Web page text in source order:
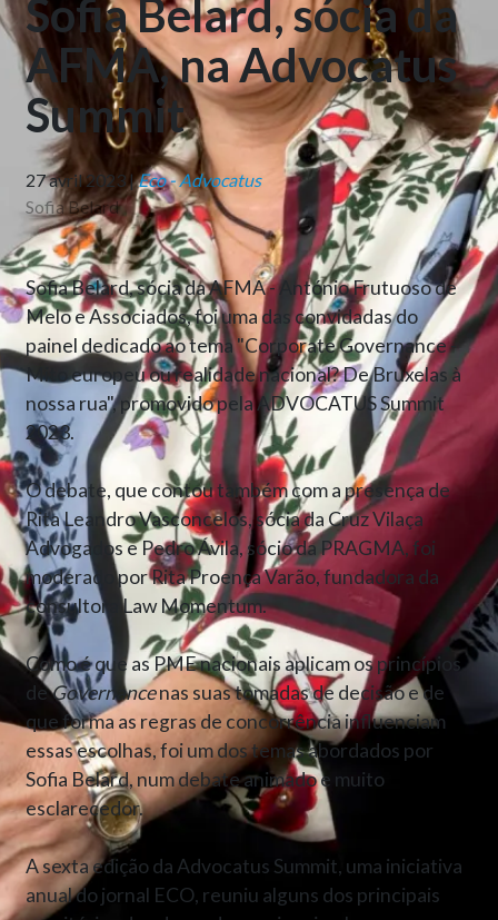
Sofia Belard, sócia da
AFMA, na Advocatus
Summit
27 avril 2023 |Eco - Advocatus
Sofia Belard
Sofia Belard, sócia da AFMA - António Frutuoso de
Melo e Associados, foi uma das convidadas do
painel dedicado ao tema "Corporate Governance -
Mito europeu ou realidade nacional? De Bruxelas à
nossa rua", promovido pela ADVOCATUS Summit
2023.
O debate, que contou também com a presença de
Rita Leandro Vasconcelos, sócia da Cruz Vilaça
Advogados e Pedro Ávila, sócio da PRAGMA, foi
moderado por Rita Proença Varão, fundadora da
consultora Law Momentum.
Como é que as PME nacionais aplicam os princípios
deGovernancenas suas tomadas de decisão e de
que forma as regras de concorrência influenciam
essas escolhas, foi um dos temas abordados por
Sofia Belard, num debate animado e muito
esclarecedor.
A sexta edição da Advocatus Summit, uma iniciativa
anual do jornal ECO, reuniu alguns dos principais